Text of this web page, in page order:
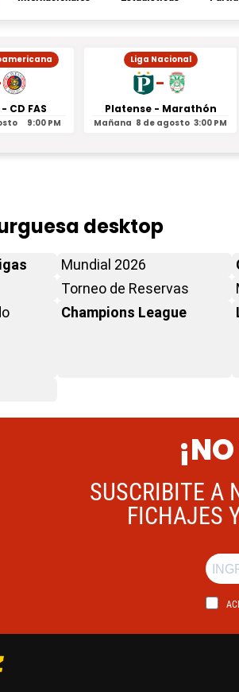
CD FAS
9:00 PM
Liga Nacional
-
Platense - Marathón
Mañana 8 de agosto 3:00 PM
desktop
Mundial 2026
Torneo de Reservas
Champions League
SUSCRIBITE A
FICHAJES